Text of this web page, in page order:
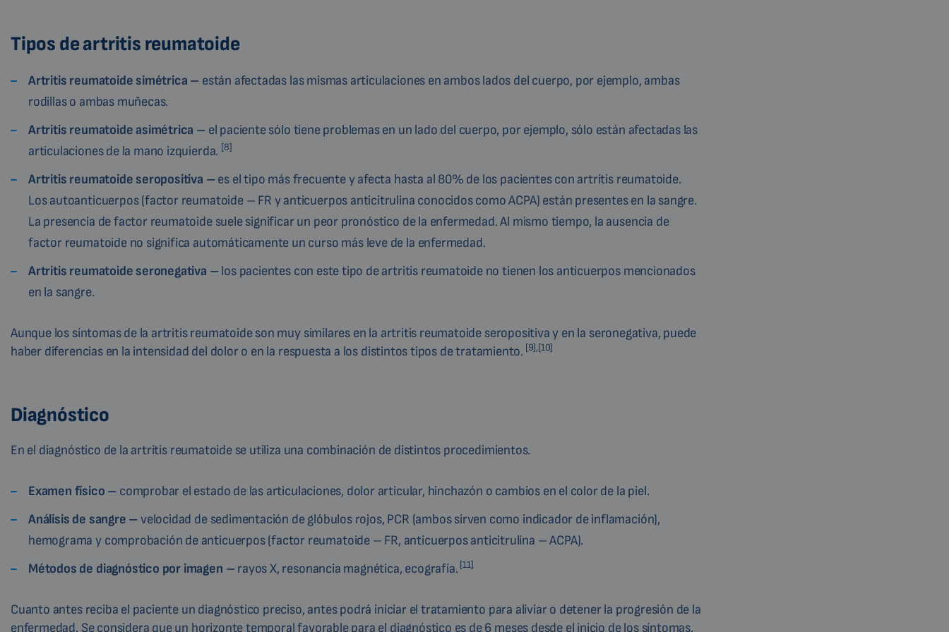
Tipos de artritis reumatoide
Artritis reumatoide simétrica – están afectadas las mismas articulaciones en ambos lados del cuerpo, por ejemplo, ambas
rodillas o ambas muñecas.
Artritis reumatoide asimétrica – el paciente sólo tiene problemas en un lado del cuerpo, por ejemplo, sólo están afectadas las
articulaciones de la mano izquierda. [8]
Artritis reumatoide seropositiva – es el tipo más frecuente y afecta hasta al 80% de los pacientes con artritis reumatoide.
Los autoanticuerpos (factor reumatoide – FR y anticuerpos anticitrulina conocidos como ACPA) están presentes en la sangre.
La presencia de factor reumatoide suele significar un peor pronóstico de la enfermedad. Al mismo tiempo, la ausencia de
factor reumatoide no significa automáticamente un curso más leve de la enfermedad.
Artritis reumatoide seronegativa – los pacientes con este tipo de artritis reumatoide no tienen los anticuerpos mencionados
en la sangre.
Aunque los síntomas de la artritis reumatoide son muy similares en la artritis reumatoide seropositiva y en la seronegativa, puede
haber diferencias en la intensidad del dolor o en la respuesta a los distintos tipos de tratamiento. [9],[10]
Diagnóstico
En el diagnóstico de la artritis reumatoide se utiliza una combinación de distintos procedimientos.
Examen físico – comprobar el estado de las articulaciones, dolor articular, hinchazón o cambios en el color de la piel.
Análisis de sangre – velocidad de sedimentación de glóbulos rojos, PCR (ambos sirven como indicador de inflamación),
hemograma y comprobación de anticuerpos (factor reumatoide – FR, anticuerpos anticitrulina – ACPA).
Métodos de diagnóstico por imagen – rayos X, resonancia magnética, ecografía. [11]
Cuanto antes reciba el paciente un diagnóstico preciso, antes podrá iniciar el tratamiento para aliviar o detener la progresión de la
enfermedad. Se considera que un horizonte temporal favorable para el diagnóstico es de 6 meses desde el inicio de los síntomas.